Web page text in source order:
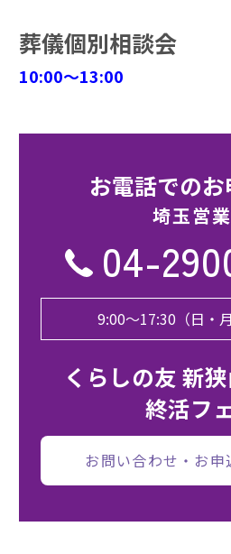
葬儀個別相談会
10:00～13:00
お電話での
埼⽟営
04-
9:00〜17:30（日・
くらしの友 新
終活フ
お問い合わせ・お申